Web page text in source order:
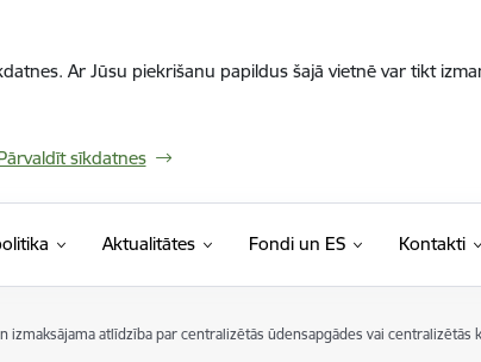
Ar Jūsu piekrišanu papildus šajā vietnē var tikt
sīkdatnes
Aktualitātes Fondi un ES Kontakti
izmaksājama atlīdzība par centralizētās ūdensapgādes vai